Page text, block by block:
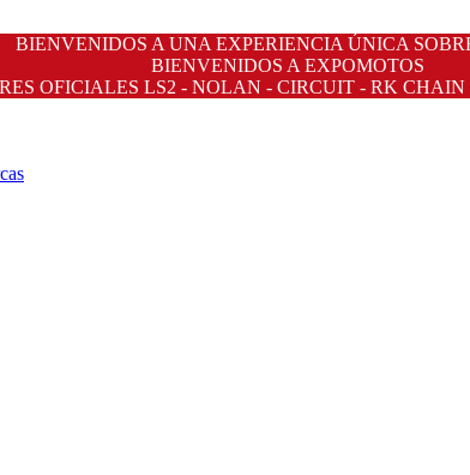
BIENVENIDOS A UNA EXPERIENCIA ÚNICA
BIENVENIDOS A EXPOMOTOS
OFICIALES LS2 - NOLAN - CIRCUIT - RK